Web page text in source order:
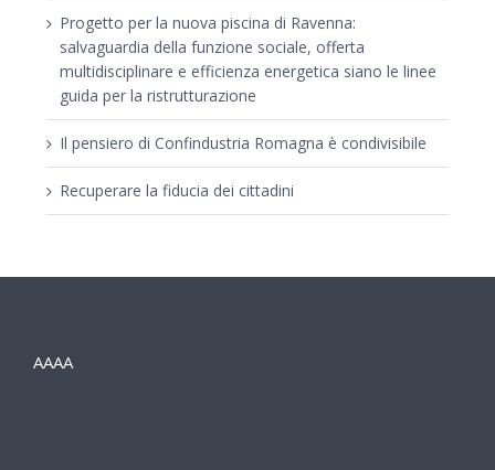
Progetto per la nuova piscina di Ravenna:
salvaguardia della funzione sociale, offerta
multidisciplinare e efficienza energetica siano le linee
guida per la ristrutturazione
Il pensiero di Confindustria Romagna è condivisibile
Recuperare la fiducia dei cittadini
AAAA